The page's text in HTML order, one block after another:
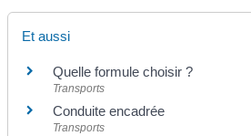
Et aussi
Quelle formule choisir ?
Transports
Conduite encadrée
Transports